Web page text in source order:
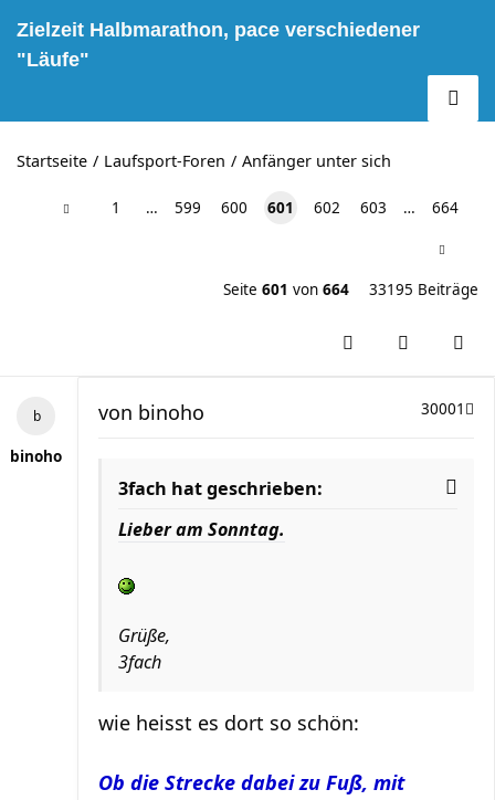
Zielzeit Halbmarathon, pace verschiedener
"Läufe"
Startseite Laufsport-Foren Anfänger unter sich
1 … 599 600 601 602 603 … 664
Seite 601 von 664 33195 Beiträge
binoho
30001
von binoho
3fach hat geschrieben:
Lieber am Sonntag.
Grüße,
3fach
wie heisst es dort so schön:
Ob die Strecke dabei zu Fuß, mit